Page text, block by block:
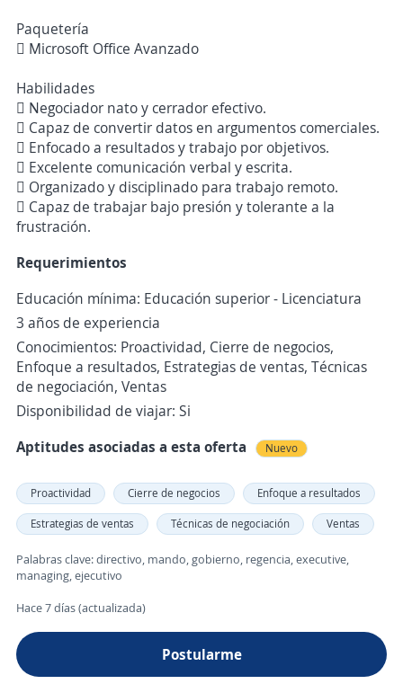
Paquetería
 Microsoft Office Avanzado
Habilidades
 Negociador nato y cerrador efectivo.
 Capaz de convertir datos en argumentos comerciales.
 Enfocado a resultados y trabajo por objetivos.
 Excelente comunicación verbal y escrita.
 Organizado y disciplinado para trabajo remoto.
 Capaz de trabajar bajo presión y tolerante a la
frustración.
Requerimientos
Educación mínima: Educación superior - Licenciatura
3 años de experiencia
Conocimientos: Proactividad, Cierre de negocios,
Enfoque a resultados, Estrategias de ventas, Técnicas
de negociación, Ventas
Disponibilidad de viajar: Si
Aptitudes asociadas a esta oferta
Nuevo
Proactividad Cierre de negocios
Enfoque a resultados
Estrategias de ventas
Técnicas de negociación Ventas
Palabras clave: directivo, mando, gobierno, regencia, executive,
managing, ejecutivo
Hace 7 días (actualizada)
Postularme